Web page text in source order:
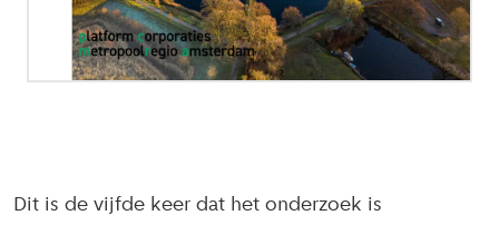
Dit is de vijfde keer dat het onderzoek is